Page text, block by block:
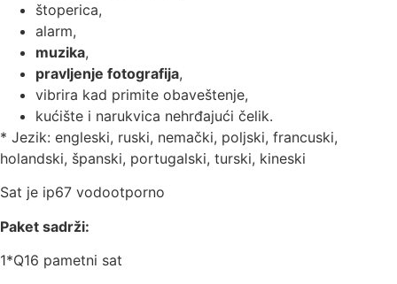
štoperica,
alarm,
muzika,
pravljenje fotografija,
vibrira kad primite obaveštenje,
kućište i narukvica nehrđajući čelik.
* Jezik: engleski, ruski, nemački, poljski, francuski,
holandski, španski, portugalski, turski, kineski
Sat je ip67 vodootporno
Paket sadrži:
1*Q16 pametni sat